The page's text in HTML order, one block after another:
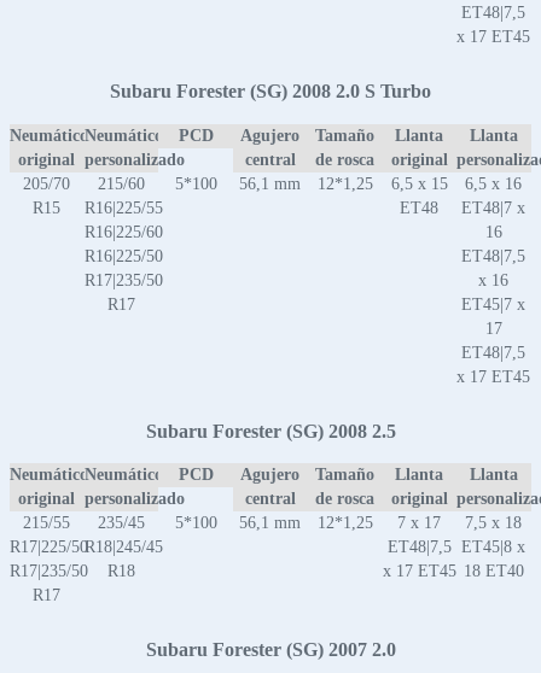
ET48|7,5
x 17 ET45
Subaru Forester (SG) 2008 2.0 S Turbo
Neumático
original
Neumático
personalizado
PCD
Agujero
central
Tamaño
de rosca
Llanta
original
Llanta
205/70
R15
215/60
R16|225/55
R16|225/60
R16|225/50
R17|235/50
R17
5*100 56,1 mm 12*1,25
6,5 x 15
ET48
6,5 x 16
ET48|7 x
16
ET48|7,5
x 16
ET45|7 x
17
ET48|7,5
x 17 ET45
Subaru Forester (SG) 2008 2.5
Neumático
original
Neumático
personalizado
PCD
Agujero
central
Tamaño
de rosca
Llanta
original
Llanta
215/55
R17|225/50
R17|235/50
R17
235/45
R18|245/45
R18
5*100 56,1 mm 12*1,25
7 x 17
ET48|7,5
x 17 ET45
7,5 x 18
ET45|8 x
18 ET40
Subaru Forester (SG) 2007 2.0